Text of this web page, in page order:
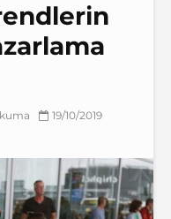
19/10/2019